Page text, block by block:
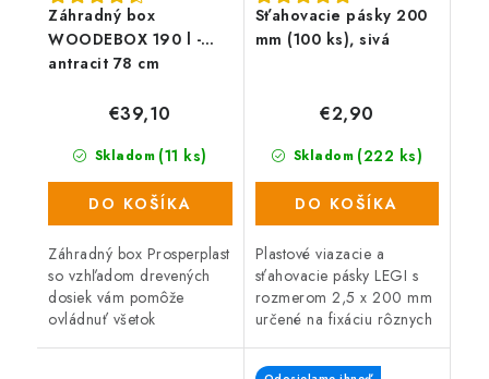
Záhradný box
WOODEBOX 190 l -
antracit 78 cm
Skladom (11 ks)
€39,10
DO KOŠÍKA
Záhradný box Prosperplast
so vzhľadom drevených
dosiek vám pomôže
ovládnuť všetok
Sťahovacie pásky 200
mm (100 ks), sivá
Skladom (222 ks)
€2,90
DO KOŠÍKA
Plastové viazacie a
sťahovacie pásky LEGI s
rozmerom 2,5 x 200 mm
určené na fixáciu rôznych
obsahuje 100 ks.